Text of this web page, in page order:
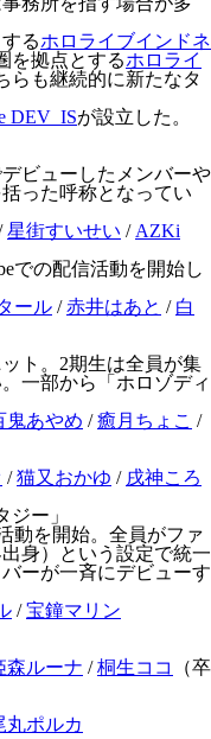
るホロライブインドネ
を拠点とするホロライ
らも継続的に新たなタ
DEV_ISが設立した。
ビューしたメンバーや
った呼称となってい
星街すいせい / AZKi
での配信活動を開始し
ール /赤井はあと / 白
ト。2期生は全員が集
一部から「ホロゾディ
鬼あやめ /癒月ちょこ /
/猫又おかゆ / 戌神ころ
ー」
動を開始。全員がファ
身）という設定で統一
ーが一斉にデビューす
/宝鐘マリン
森ルーナ /桐生ココ
（卒
丸ポルカ